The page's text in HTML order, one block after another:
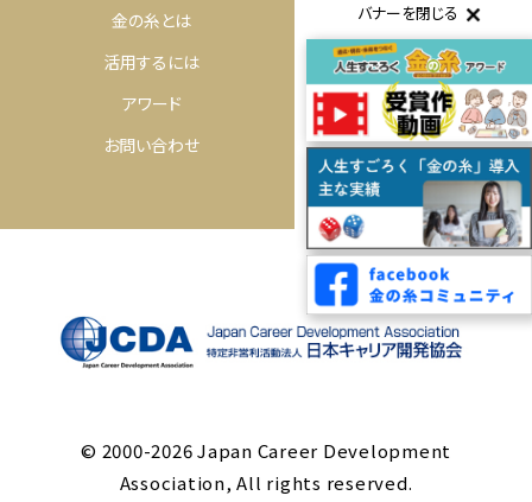
金の糸とは
体験するには
活用するには
購入するには
アワード
コミュニティ
お問い合わせ
© 2000-2026 Japan Career Development
Association, All rights reserved.
バナーを閉じる